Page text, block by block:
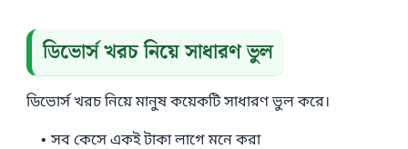
ডিভোর্স খরচ নিয়ে সাধারণ ভুল
ডিভোর্স খরচ নিয়ে মানুষ কয়েকটি সাধারণ ভুল করে।
সব কেসে একই টাকা লাগে মনে করা